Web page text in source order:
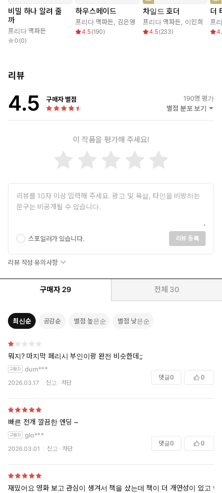
하지만 비밀을 가지고 있는 건 나만이 아니었다.
출소 후 몇 주째 차 뒷좌석에서 먹고 자며 생활하던 나에게 드디어
마지막 기회가 찾아왔다. 한 부잣집에서 가사도우미로 일하게 된
은 늘 새하얀 옷만 입는 안주인 니나가 난장판으로 만들어 놓은
이 한 일을 기억하지 못하는 것 같았고, 그녀에게 정신병이 있다
는 소문도 돌았다. 온갖 괴팍한 요구에도 나는 잘리지 않기 위해
해보니 ‘위험’이라는 뜻이었다. 그 말을 들은 직후 다락방을 나가
려고 손잡이를 돌렸지만 갑자기 문이 열리지 않았다. ‘날 방에 가
둔 건가? 침착하자.’ 그들은 아직 내 비밀을 모른다. 내가 진짜 어
비밀 하나 알려 줄
까
프리다 맥파든
0 (0)
하우스메이드
프리다 맥파든 김은영
4.5(190)
차일드 호더
프리다 맥파든 이민희
4.5(233)
더
프
리뷰
4.5 구매자 별점 190명 평가
별점 분포 보기
이 작품을 평가해 주세요!
스포일러가 있습니다. 리뷰 등록
리뷰 작성 유의사항
구매자 29 전체 30
최신순 공감순 별점 높은순 별점 낮은순
뭐지? 마지막 페리시 부인이랑 완전 비슷한데;;
dum***
2026.03.17 신고 차단
댓글0 0
빠른 전개 깔끔한 엔딩 ~
glo***
2026.03.01 신고 차단
댓글0 0
재밌어요 영화 보고 관심이 생겨서 책을 샀는데 책이 더 개연성이 있고 이